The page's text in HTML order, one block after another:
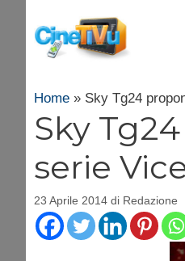
contenuto
Home » Sky Tg24
Sky
serie
23 Aprile 2014 di Redazione